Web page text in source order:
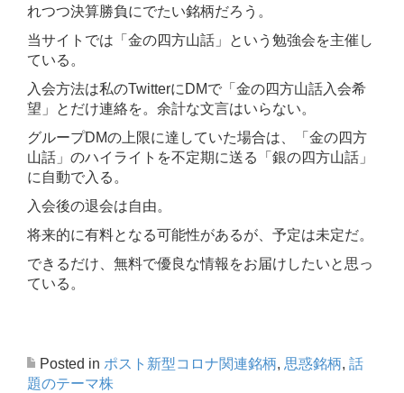
れつつ決算勝負にでたい銘柄だろう。
当サイトでは「金の四方山話」という勉強会を主催し
ている。
入会方法は私のTwitterにDMで「金の四方山話入会希
望」とだけ連絡を。余計な文言はいらない。
グループDMの上限に達していた場合は、「金の四方
山話」のハイライトを不定期に送る「銀の四方山話」
に自動で入る。
入会後の退会は自由。
将来的に有料となる可能性があるが、予定は未定だ。
できるだけ、無料で優良な情報をお届けしたいと思っ
ている。
Posted in ポスト新型コロナ関連銘柄, 思惑銘柄, 話
題のテーマ株